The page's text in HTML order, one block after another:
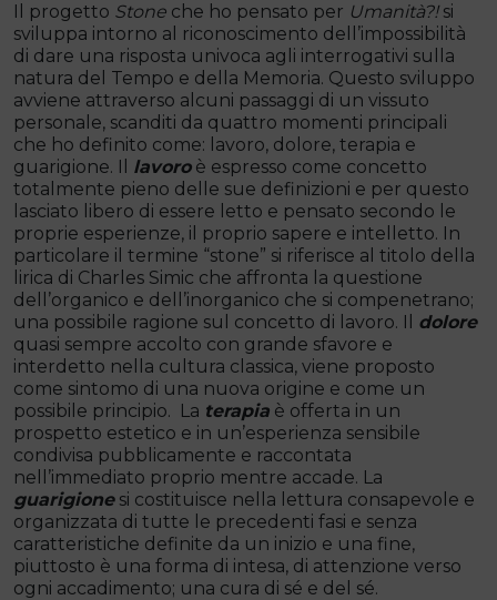
Il progetto Stone che ho pensato per Umanità?! si
sviluppa intorno al riconoscimento dell’impossibilità
di dare una risposta univoca agli interrogativi sulla
natura del Tempo e della Memoria. Questo sviluppo
avviene attraverso alcuni passaggi di un vissuto
personale, scanditi da quattro momenti principali
che ho definito come: lavoro, dolore, terapia e
guarigione. Il lavoroè espresso come concetto
totalmente pieno delle sue definizioni e per questo
lasciato libero di essere letto e pensato secondo le
proprie esperienze, il proprio sapere e intelletto. In
particolare il termine “stone” si riferisce al titolo della
lirica di Charles Simic che affronta la questione
dell’organico e dell’inorganico che si compenetrano;
una possibile ragione sul concetto di lavoro. Il dolore
quasi sempre accolto con grande sfavore e
interdetto nella cultura classica, viene proposto
come sintomo di una nuova origine e come un
possibile principio. La terapia è offerta in un
prospetto estetico e in un’esperienza sensibile
condivisa pubblicamente e raccontata
nell’immediato proprio mentre accade. La
guarigionesi costituisce nella lettura consapevole e
organizzata di tutte le precedenti fasi e senza
caratteristiche definite da un inizio e una fine,
piuttosto è una forma di intesa, di attenzione verso
ogni accadimento; una cura di sé e del sé.